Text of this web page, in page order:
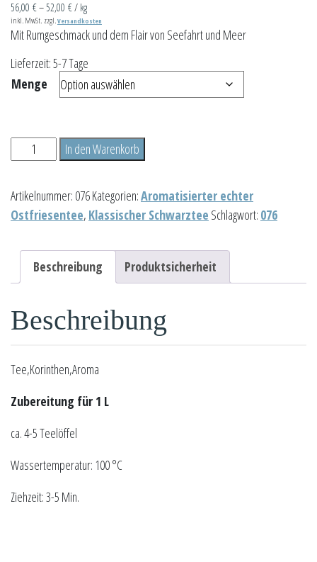
56,00 €– 52,00 €/ kg
inkl. MwSt. zzgl.Versandkosten
Mit Rumgeschmack und dem Flair von Seefahrt und Meer
Lieferzeit:5-7 Tage
Menge
Ostfriesischer
Kapitänstee
In den Warenkorb
Artikelnummer: 076Kategorien:Aromatisierter echter
Ostfriesentee, Klassischer Schwarztee Schlagwort: 076
Beschreibung Produktsicherheit
Beschreibung
Tee,Korinthen,Aroma
Zubereitung für 1 L
ca. 4-5 Teelöffel
Wassertemperatur: 100 °C
Ziehzeit: 3-5 Min.